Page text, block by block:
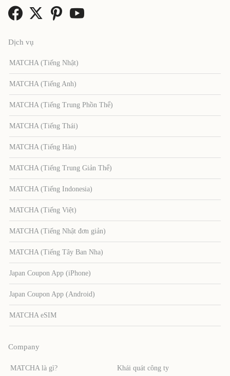
Dịch vụ
MATCHA (Tiếng Nhật)
MATCHA (Tiếng Anh)
MATCHA (Tiếng Trung Phồn Thể)
MATCHA (Tiếng Thái)
MATCHA (Tiếng Hàn)
MATCHA (Tiếng Trung Giản Thể)
MATCHA (Tiếng Indonesia)
MATCHA (Tiếng Việt)
MATCHA (Tiếng Nhật đơn giản)
MATCHA (Tiếng Tây Ban Nha)
Japan Coupon App (iPhone)
Japan Coupon App (Android)
MATCHA eSIM
Company
MATCHA là gì? Khái quát công ty